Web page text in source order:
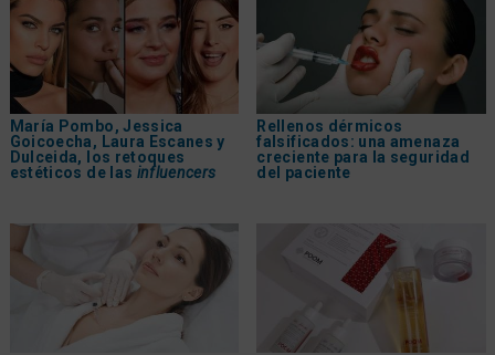
María Pombo, Jessica
Goicoecha, Laura Escanes y
Dulceida, los retoques
estéticos de las influencers
Rellenos dérmicos
falsificados: una amenaza
creciente para la seguridad
del paciente